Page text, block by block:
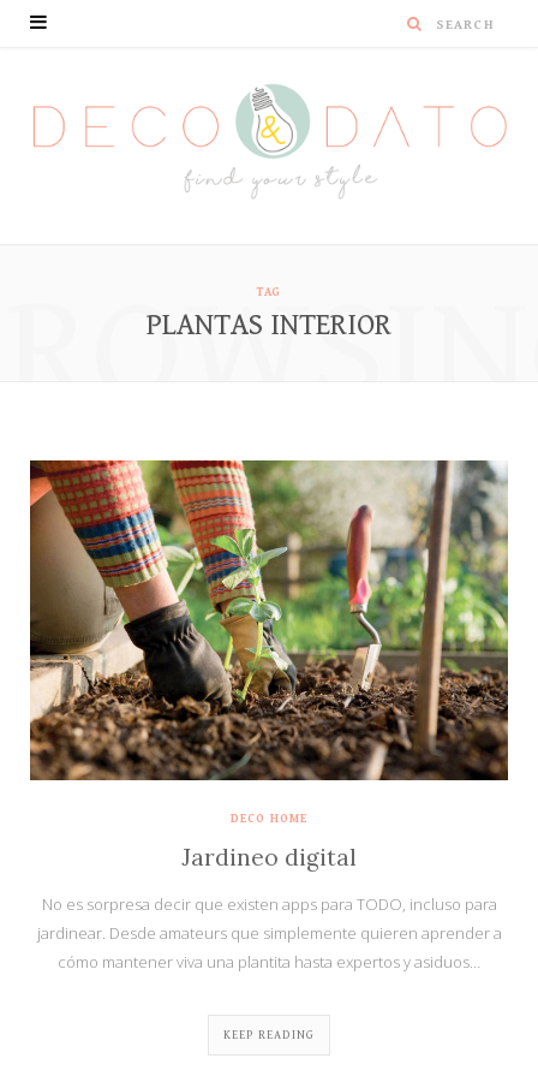
TAG
PLANTAS INTERIOR
DECO HOME
Jardineo digital
No es sorpresa decir que existen apps para TODO, incluso para
jardinear. Desde amateurs que simplemente quieren aprender a
cómo mantener viva una plantita hasta expertos y asiduos…
KEEP READING